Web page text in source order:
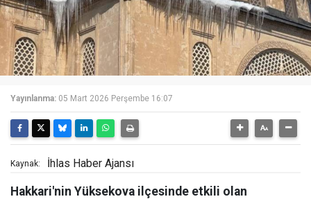
Yayınlanma: 05 Mart 2026 Perşembe 16:07
Kaynak: İhlas Haber Ajansı
Hakkari'nin Yüksekova ilçesinde etkili olan